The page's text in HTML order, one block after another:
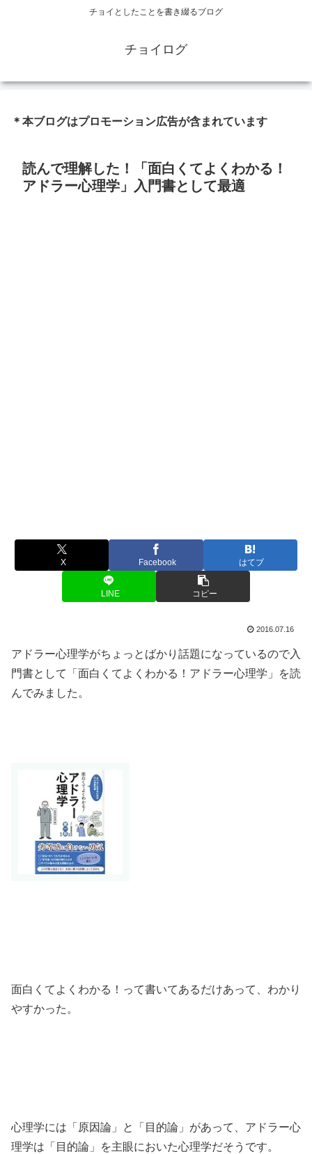
チョイとしたことを書き綴るブログ
チョイログ
＊本ブログはプロモーション広告が含まれています
読んで理解した！「面白くてよくわかる！
アドラー心理学」入門書として最適
X Facebook はてブ
LINE コピー
2016.07.16
アドラー心理学がちょっとばかり話題になっているので入
門書として「面白くてよくわかる！アドラー心理学」を読
んでみました。
面白くてよくわかる！って書いてあるだけあって、わかり
やすかった。
心理学には「原因論」と「目的論」があって、アドラー心
理学は「目的論」を主眼においた心理学だそうです。